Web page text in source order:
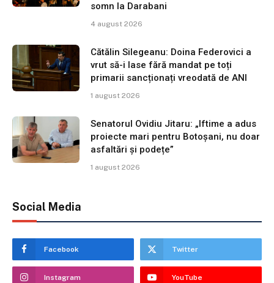
somn la Darabani
4 august 2026
Cătălin Silegeanu: Doina Federovici a
vrut să-i lase fără mandat pe toți
primarii sancționați vreodată de ANI
1 august 2026
Senatorul Ovidiu Jitaru: „Iftime a adus
proiecte mari pentru Botoșani, nu doar
asfaltări și podețe”
1 august 2026
Social Media
Facebook Twitter
Instagram YouTube